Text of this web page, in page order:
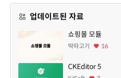
업데이트된 자료
쇼핑몰 모듈
딱따고기 16
CKEditor 5